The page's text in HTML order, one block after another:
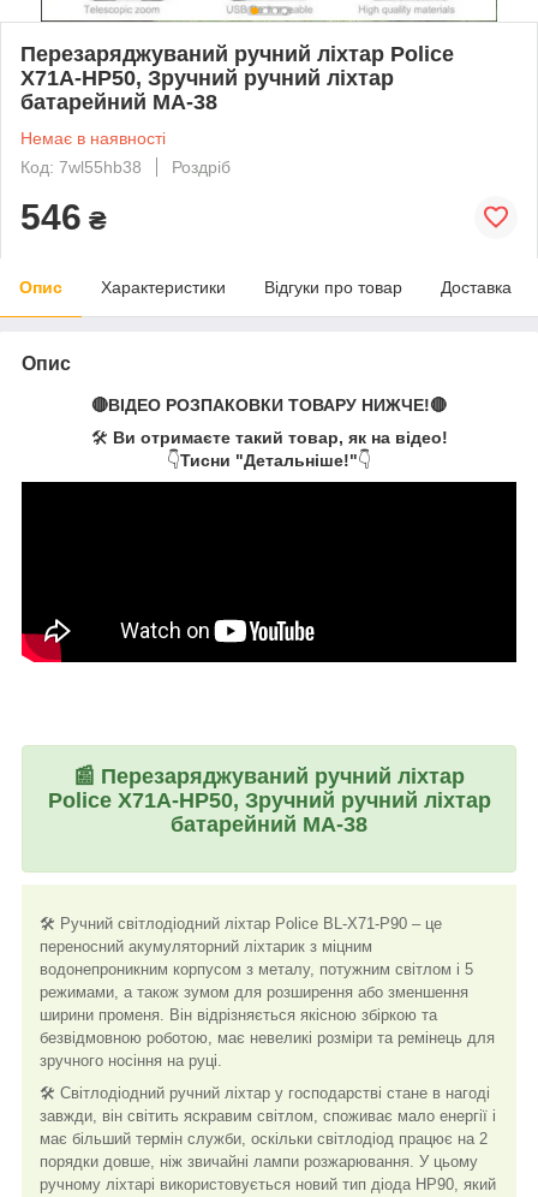
Перезаряджуваний ручний ліхтар Police
X71A-HP50, Зручний ручний ліхтар
батарейний MA-38
Немає в наявності
Код: 7wl55hb38
Роздріб
546 ₴
Опис Характеристики Відгуки про товар Доставка
Опис
🔴ВІДЕО РОЗПАКОВКИ ТОВАРУ НИЖЧЕ!🔴
🛠️ Ви отримаєте такий товар, як на відео!
👇Тисни "Детальніше!"👇
📰 Перезаряджуваний ручний ліхтар
Police X71A-HP50, Зручний ручний ліхтар
батарейний MA-38
🛠️ Ручний світлодіодний ліхтар Police BL-X71-P90 – це
переносний акумуляторний ліхтарик з міцним
водонепроникним корпусом з металу, потужним світлом і 5
режимами, а також зумом для розширення або зменшення
ширини променя. Він відрізняється якісною збіркою та
безвідмовною роботою, має невеликі розміри та ремінець для
зручного носіння на руці.
🛠️ Світлодіодний ручний ліхтар у господарстві стане в нагоді
завжди, він світить яскравим світлом, споживає мало енергії і
має більший термін служби, оскільки світлодіод працює на 2
порядки довше, ніж звичайні лампи розжарювання. У цьому
ручному ліхтарі використовується новий тип діода HP90, який